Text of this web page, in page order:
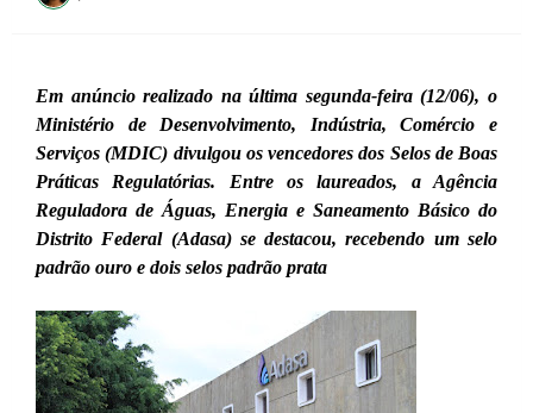
Em anúncio realizado na última segunda-feira (12/06), o
Ministério de Desenvolvimento, Indústria, Comércio e
Serviços (MDIC) divulgou os vencedores dos Selos de Boas
Práticas Regulatórias. Entre os laureados, a Agência
Reguladora de Águas, Energia e Saneamento Básico do
Distrito Federal (Adasa) se destacou, recebendo um selo
padrão ouro e dois selos padrão prata